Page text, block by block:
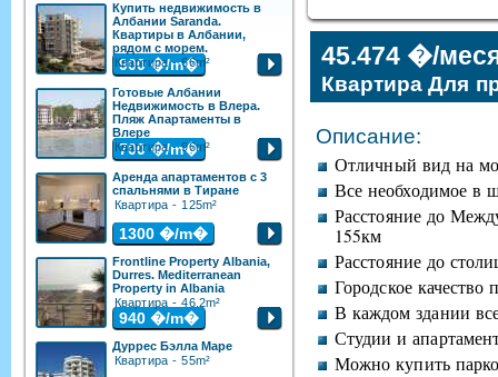
45.474 �/
Квартира Для
Описание:
Отличный вид на
Все необходимое в
Расстояние до
155км
Расстояние до
Городское
В каждом здании
Студии и
Можно купить
Купить недвижимость в
Албании Saranda.
Квартиры в Албании,
рядом с морем.
Квартира - 66m²
900�/m�
Готовые Албании
Недвижимость в Влера.
Пляж Апартаменты в
Влере
Квартира - 96m²
700�/m�
Аренда апартаментов с 3
спальнями в Тиране
Квартира - 125m²
1300 �/m�
Frontline Property Albania,
Durres. Mediterranean
Property in Albania
Квартира - 46.2m²
940 �/m�
Дуррес Бэлла Маре
Квартира - 55m²